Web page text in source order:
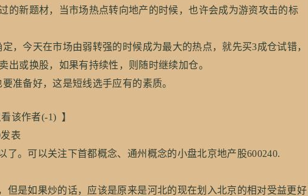
的新题材，当市场热点转向地产的时候，也许会成为游资攻击的标
今天在市场由弱转强的时候成为最大的热点，就先买3成仓试错，
出或换股，如果有持续性，则随时继续加仓。
备好，这是短线选手应有的素质。
该作者(-1) 】
表
。可以关注下首都概念、通州概念的小盘北京地产股600240.
是如果炒的话，应该是原来是河北的现在划入北京的相对受益更好